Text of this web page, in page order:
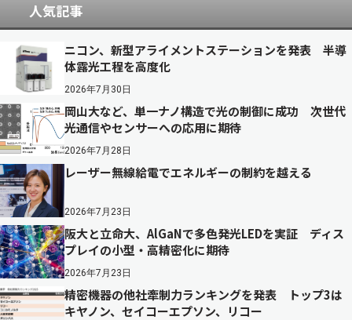
人気記事
ニコン、新型アライメントステーションを発表 半導
体露光工程を高度化
2026年7月30日
岡山大など、単一ナノ構造で光の制御に成功 次世代
光通信やセンサーへの応用に期待
2026年7月28日
レーザー無線給電でエネルギーの制約を越える
2026年7月23日
阪大と立命大、AlGaNで多色発光LEDを実証 ディス
プレイの小型・高精密化に期待
2026年7月23日
精密機器の他社牽制力ランキングを発表 トップ3は
キヤノン、セイコーエプソン、リコー